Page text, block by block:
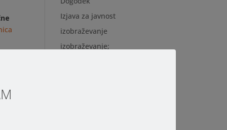
Izjava za javnost
izobraževanje
izobraževanje;